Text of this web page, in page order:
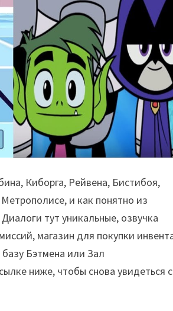
Киборга, Рейвена, Бистибоя,
и как понятно из
тут уникальные, озвучка
магазин для покупки
Бэтмена или Зал
ниже, чтобы снова увидеться с